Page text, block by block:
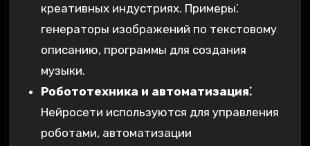
креативных индустриях. Примеры⁚
генераторы изображений по текстовому
описанию, программы для создания
музыки.
Робототехника и автоматизация⁚
Нейросети используются для управления
роботами, автоматизации